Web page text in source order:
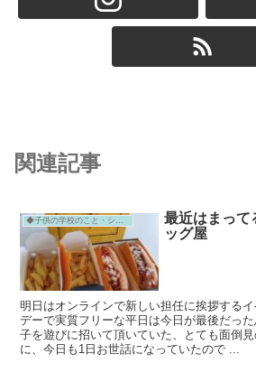
関連記事
◆子供の学校のこと・シンガポール
最近はまって
ッグ屋
明日はオンラインで新しい担任に挨拶する
デーで実質フリーな平日は今日が最後だっ
子を遊びに招いて頂いていた、とても面倒
に、今日も1日お世話になっていたので ...